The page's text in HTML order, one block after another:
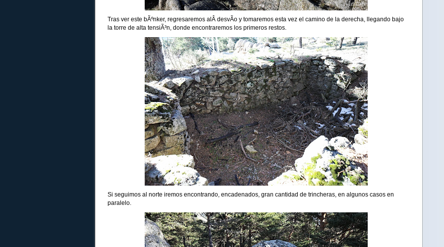
Tras ver este bÃºnker, regresaremos alÂ desvÃ­o y tomaremos esta vez el camino de la derecha, llegando bajo
la torre de alta tensiÃ³n, donde encontraremos los primeros restos.
Si seguimos al norte iremos encontrando, encadenados, gran cantidad de trincheras, en algunos casos en
paralelo.